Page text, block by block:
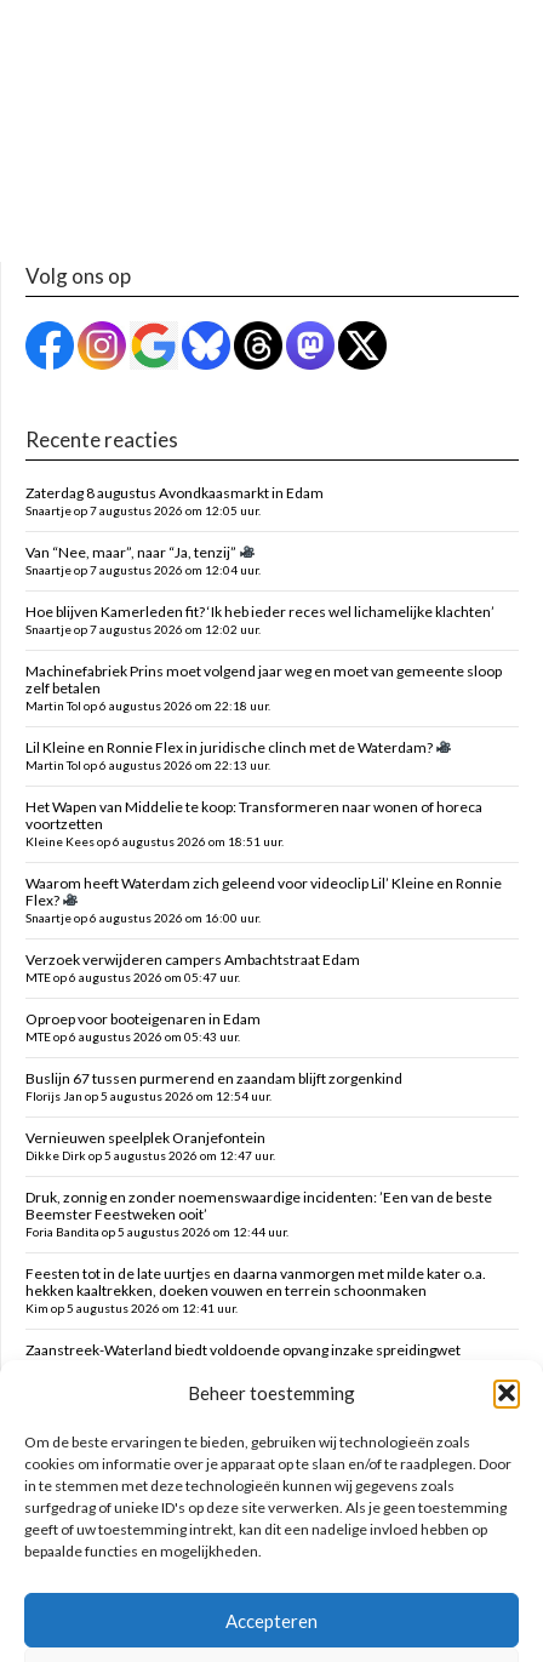
Beheer toestemming
Om de beste ervaringen te bieden, gebruiken wij technologieën zoals
cookies om informatie over je apparaat op te slaan en/of te raadplegen. Door
in te stemmen met deze technologieën kunnen wij gegevens zoals
surfgedrag of unieke ID's op deze site verwerken. Als je geen toestemming
geeft of uw toestemming intrekt, kan dit een nadelige invloed hebben op
bepaalde functies en mogelijkheden.
Accepteren
Volg ons op
Recente reacties
Zaterdag 8 augustus Avondkaasmarkt in Edam
Snaartje op 7 augustus 2026 om 12:05 uur.
Van “Nee, maar”, naar “Ja, tenzij”
Snaartje op 7 augustus 2026 om 12:04 uur.
Hoe blijven Kamerleden fit? ‘Ik heb ieder reces wel lichamelijke klachten’
Snaartje op 7 augustus 2026 om 12:02 uur.
Machinefabriek Prins moet volgend jaar weg en moet van gemeente sloop
zelf betalen
Martin Tol op 6 augustus 2026 om 22:18 uur.
Lil Kleine en Ronnie Flex in juridische clinch met de Waterdam?
Martin Tol op 6 augustus 2026 om 22:13 uur.
Het Wapen van Middelie te koop: Transformeren naar wonen of horeca
voortzetten
Kleine Kees op 6 augustus 2026 om 18:51 uur.
Waarom heeft Waterdam zich geleend voor videoclip Lil’ Kleine en Ronnie
Flex?
Snaartje op 6 augustus 2026 om 16:00 uur.
Verzoek verwijderen campers Ambachtstraat Edam
MTE op 6 augustus 2026 om 05:47 uur.
Oproep voor booteigenaren in Edam
MTE op 6 augustus 2026 om 05:43 uur.
Buslijn 67 tussen purmerend en zaandam blijft zorgenkind
Florijs Jan op 5 augustus 2026 om 12:54 uur.
Vernieuwen speelplek Oranjefontein
Dikke Dirk op 5 augustus 2026 om 12:47 uur.
Druk, zonnig en zonder noemenswaardige incidenten: ’Een van de beste
Beemster Feestweken ooit’
Foria Bandita op 5 augustus 2026 om 12:44 uur.
Feesten tot in de late uurtjes en daarna vanmorgen met milde kater o.a.
hekken kaaltrekken, doeken vouwen en terrein schoonmaken
Kim op 5 augustus 2026 om 12:41 uur.
Zaanstreek-Waterland biedt voldoende opvang inzake spreidingwet
Zoeken op deze site